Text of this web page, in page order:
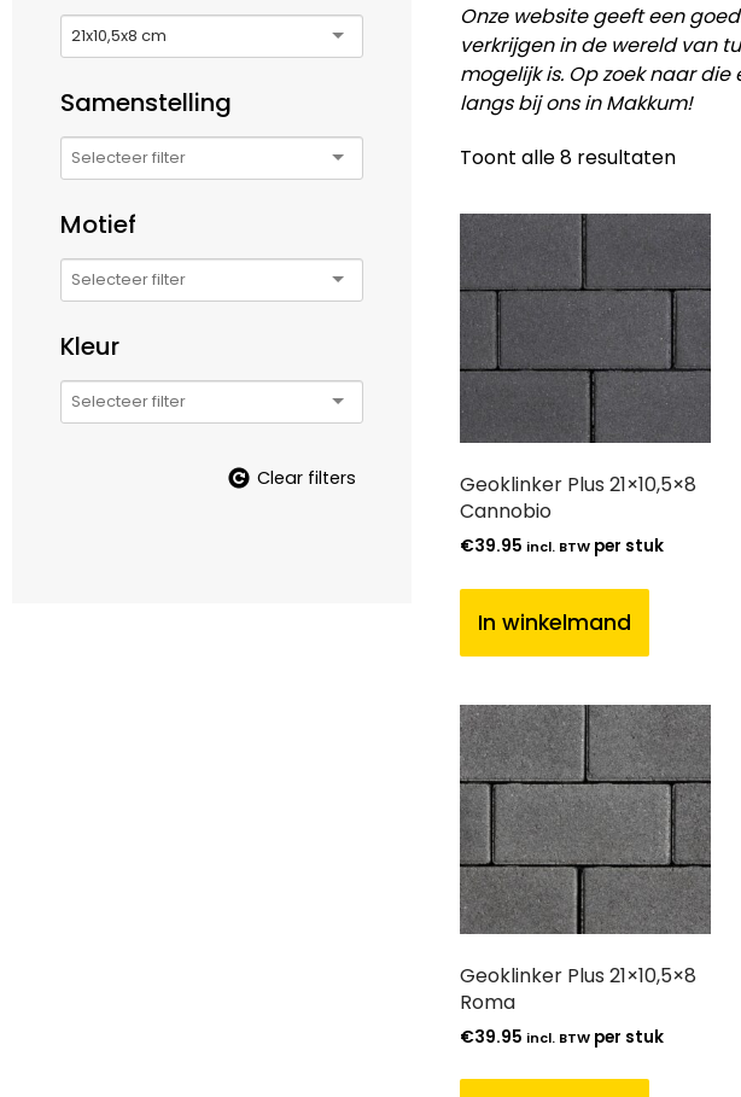
21x10,5x8 cm
Samenstelling
Motief
Kleur
Clear filters
Onze website geeft een
verkrijgen in de wereld van
mogelijk is. Op zoek naar
langs bij ons in Makkum!
Toont alle 8 resultaten
Geoklinker Plus 21×10,5×8
Cannobio
€39.95 incl. BTW per stuk
In winkelmand
Geoklinker Plus 21×10,5×8
Roma
€39.95 incl. BTW per stuk